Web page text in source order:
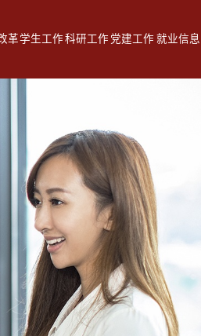
革学生工作 科研工作 党建工作 就业信息